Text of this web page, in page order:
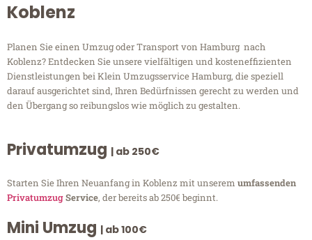
Koblenz
Planen Sie einen Umzug oder Transport von Hamburg nach
Koblenz? Entdecken Sie unsere vielfältigen und kosteneffizienten
Dienstleistungen bei Klein Umzugsservice Hamburg, die speziell
darauf ausgerichtet sind, Ihren Bedürfnissen gerecht zu werden und
den Übergang so reibungslos wie möglich zu gestalten.
Privatumzug | ab 250€
Starten Sie Ihren Neuanfang in Koblenz mit unserem umfassenden
PrivatumzugService, der bereits ab 250€ beginnt.
Mini Umzug | ab 100€